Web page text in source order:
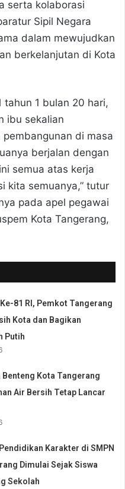
serta kolaborasi
Sipil Negara
dalam mewujudkan
berkelanjutan di Kota
tahun 1 bulan 20 hari,
ibu sekalian
di masa
berjalan dengan
semua atas kerja
kita semuanya,” tutur
pada apel pegawai
Kota Tangerang,
81 RI, Pemkot Tangerang
Kota dan Bagikan
Putih
Kota Tangerang
Air Bersih Tetap Lancar
Karakter di SMPN
Dimulai Sejak Siswa
Sekolah